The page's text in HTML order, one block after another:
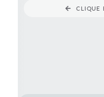
CLIQUE